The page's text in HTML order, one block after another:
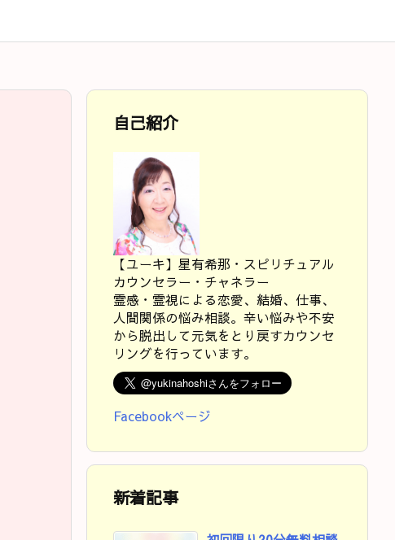
自己紹介
【ユーキ】星有希那・スピリチュアル
カウンセラー・チャネラー
霊感・霊視による恋愛、結婚、仕事、
人間関係の悩み相談。辛い悩みや不安
から脱出して元気をとり戻すカウンセ
リングを行っています。
Facebookページ
新着記事